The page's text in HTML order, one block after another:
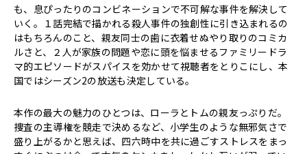
も、息ぴったりのコンビネーションで不可解な事件を解決して
いく。１話完結で描かれる殺人事件の独創性に引き込まれるの
はもちろんのこと、親友同士の歯に衣着せぬやり取りのコミカ
ルさと、２人が家族の問題や恋に頭を悩ませるファミリードラ
マ的エピソードがスパイスを効かせて視聴者をとりこにし、本
国ではシーズン2の放送も決定している。
本作の最大の魅力のひとつは、ローラとトムの親友っぷりだ。
捜査の主導権を競走で決めるなど、小学生のような無邪気さで
盛り上がるかと思えば、四六時中を共に過ごすストレスをまっ